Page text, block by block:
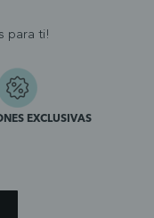
para ti!
EXCLUSIVAS